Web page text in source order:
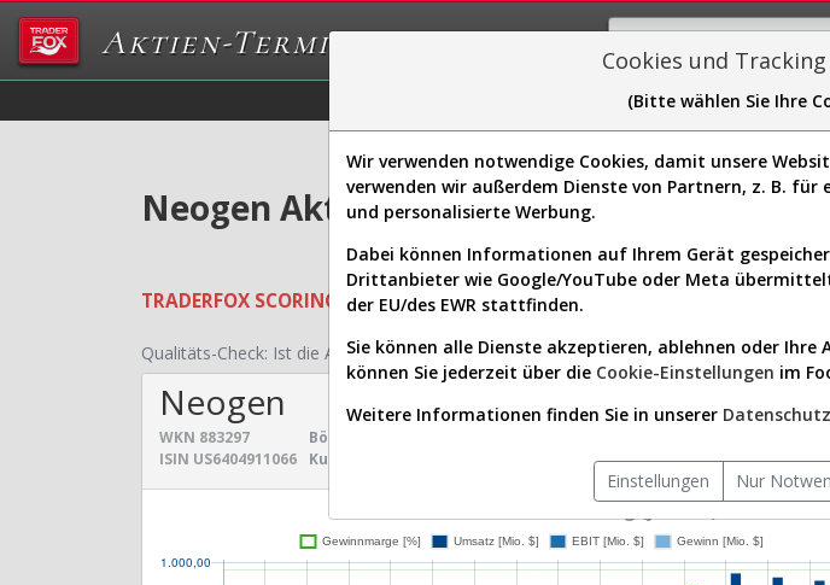
Aktien-Terminal
Sector-Spider
Neogen Aktie: Realtime-Kurs & Analyse
TRADERFOX SCORING SYSTEMS: Qualitäts-Check
Qualitäts-Check: Ist die Aktie zum Investieren geeignet?
Neogen
WKN 883297
ISIN US6404911066
Börsenwert:
Kurs:
Universum: USA 2000 (v)
Cookies und
(Bitte wählen Sie Ihre
Wir verwenden notwendige Cookies, damit unsere
verwenden wir außerdem Dienste von Partnern, z. B.
und personalisierte Werbung.
Dabei können Informationen auf Ihrem Gerät
Drittanbieter wie Google/YouTube oder Meta
der EU/des EWR stattfinden.
Sie können alle Dienste akzeptieren, ablehnen oder
können Sie jederzeit über die Cookie-Einstellungen im
Weitere Informationen finden Sie in unserer
Einstellungen Nur